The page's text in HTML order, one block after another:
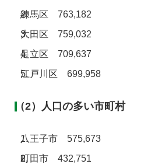
練馬区 763,182
大田区 759,032
足立区 709,637
江戸川区 699,958
（2）人口の多い市町村
八王子市 575,673
町田市 432,751